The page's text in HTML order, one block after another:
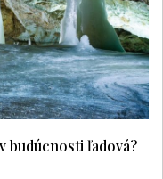
budúcnosti ľadová?